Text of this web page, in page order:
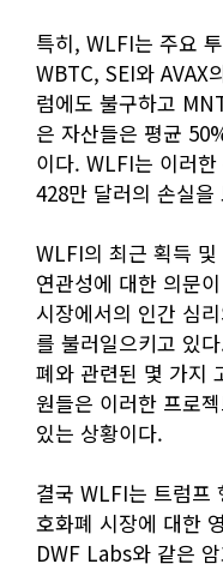
특히, WLFI는 주요
WBTC, SEI와 AVAX
럼에도 불구하고
은 자산들은 평균
이다. WLFI는 이러
428만 달러의 손실을
WLFI의 최근 획득
연관성에 대한 의문
시장에서의 인간 심
를 불러일으키고 있
폐와 관련된 몇 가지
원들은 이러한 프로
있는 상황이다.
결국 WLFI는 트럼프
호화폐 시장에 대한
DWF Labs와 같은